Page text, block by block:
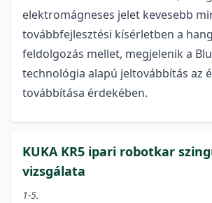
elektromágneses jelet kevesebb
továbbfejlesztési kísérletben a
feldolgozás mellet, megjelenik a
technológia alapú jeltovábbítás az
továbbítása érdekében.
KUKA KR5 ipari robotkar
vizsgálata
1-5.